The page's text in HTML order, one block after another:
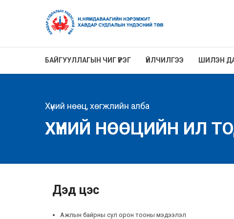
БАЙГУУЛЛАГЫН ЧИГ ҮҮРЭГ ҮЙЛЧИЛГЭЭ ШИЛЭН
Хүний нөөц, хөгжлийн алба
ХҮНИЙ НӨӨЦИЙН ИЛ
Дэд цэс
Ажлын байрны сул орон тооны мэдээлэл